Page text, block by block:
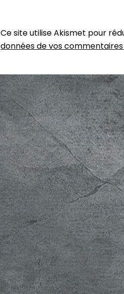
Ce site utilise Akismet pour
données de vos